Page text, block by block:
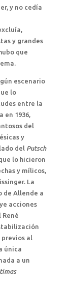
y no cedía
y grandes
que
escenario
lo
entre la
en 1936,
del
y
del Putsch
lo hicieron
y mílicos,
La
de Allende a
acciones
previos al
única
a un